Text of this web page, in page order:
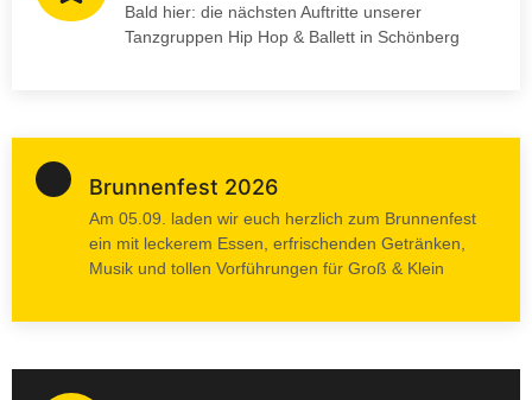
Bald hier: die nächsten Auftritte unserer
Tanzgruppen Hip Hop & Ballett in Schönberg
Brunnenfest 2026
Am 05.09. laden wir euch herzlich zum Brunnenfest
ein mit leckerem Essen, erfrischenden Getränken,
Musik und tollen Vorführungen für Groß & Klein